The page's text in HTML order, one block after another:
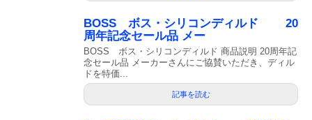
BOSS ボス・シリコンディルド 20
周年記念セール品 メー
BOSS ボス・シリコンディルド 商品説明 20周年記
念セール品 メーカーさんにご協賛いただき、ディル
ドを特価...
記事を読む